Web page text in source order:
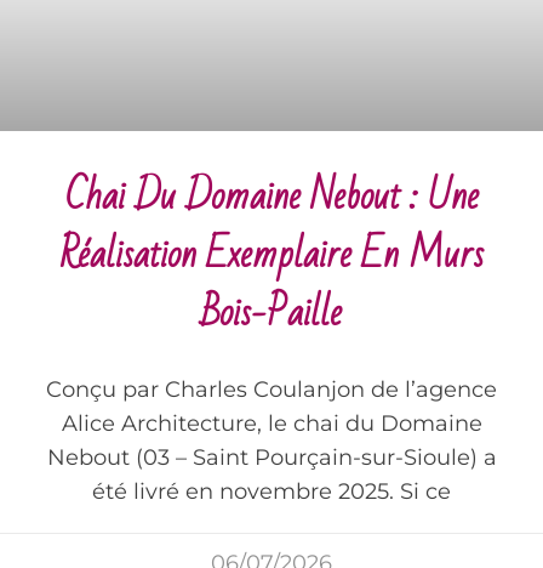
Chai Du Domaine Nebout : Une
Réalisation Exemplaire En Murs
Bois-Paille
Conçu par Charles Coulanjon de l’agence
Alice Architecture, le chai du Domaine
Nebout (03 – Saint Pourçain-sur-Sioule) a
été livré en novembre 2025. Si ce